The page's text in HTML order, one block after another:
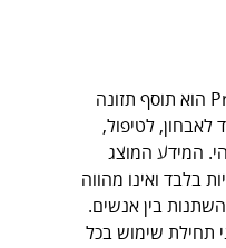
Prolistem הוא תוסף תזונה
לאבחון, לטיפול,
המידע המוצג
בלבד ואינו מהווה
בין אנשים.
תחילת שימוש בכל